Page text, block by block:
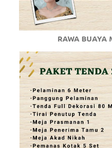
RAWA BUAYA